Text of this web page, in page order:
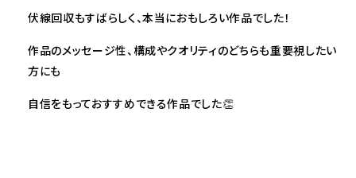
伏線回収もすばらしく、本当におもしろい作品でした！
作品のメッセージ性、構成やクオリティのどちらも重要視したい
方にも
自信をもっておすすめできる作品でした👏